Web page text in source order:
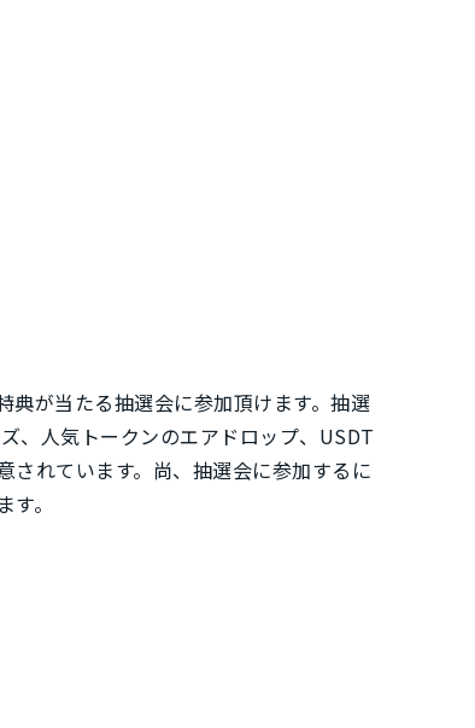
典が当たる抽選会に参加頂けます。抽選
、人気トークンのエアドロップ、USDT
されています。尚、抽選会に参加するに
。